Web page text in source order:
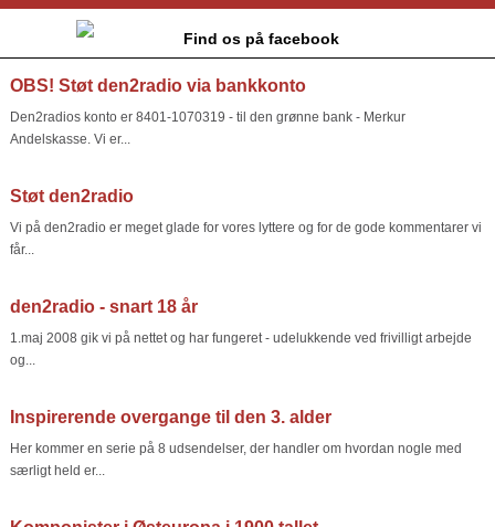
Find os på facebook
OBS! Støt den2radio via bankkonto
Den2radios konto er 8401-1070319 - til den grønne bank - Merkur
Andelskasse. Vi er...
Støt den2radio
Vi på den2radio er meget glade for vores lyttere og for de gode kommentarer vi
får...
den2radio - snart 18 år
1.maj 2008 gik vi på nettet og har fungeret - udelukkende ved frivilligt arbejde
og...
Inspirerende overgange til den 3. alder
Her kommer en serie på 8 udsendelser, der handler om hvordan nogle med
særligt held er...